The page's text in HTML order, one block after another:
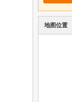
地图位置